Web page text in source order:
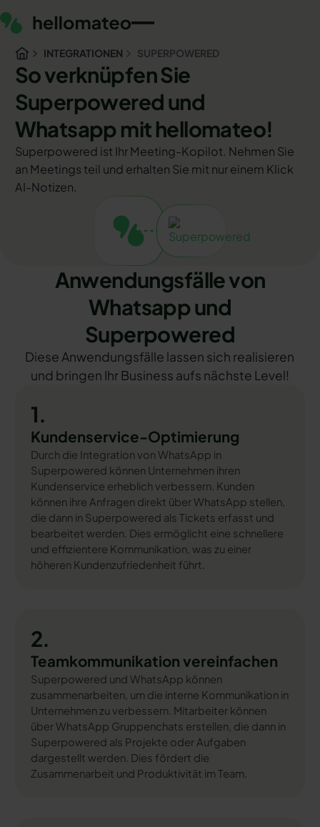
INTEGRATIONEN SUPERPOWERED
So verknüpfen Sie
Superpowered und
Whatsapp mit hellomateo!
Superpowered ist Ihr Meeting-Kopilot. Nehmen Sie
an Meetings teil und erhalten Sie mit nur einem Klick
AI-Notizen.
Anwendungsfälle von
Whatsapp und
Superpowered
Diese Anwendungsfälle lassen sich realisieren
und bringen Ihr Business aufs nächste Level!
1.
Kundenservice-Optimierung
Durch die Integration von WhatsApp in
Superpowered können Unternehmen ihren
Kundenservice erheblich verbessern. Kunden
können ihre Anfragen direkt über WhatsApp stellen,
die dann in Superpowered als Tickets erfasst und
bearbeitet werden. Dies ermöglicht eine schnellere
und effizientere Kommunikation, was zu einer
höheren Kundenzufriedenheit führt.
2.
Teamkommunikation vereinfachen
Superpowered und WhatsApp können
zusammenarbeiten, um die interne Kommunikation in
Unternehmen zu verbessern. Mitarbeiter können
über WhatsApp Gruppenchats erstellen, die dann in
Superpowered als Projekte oder Aufgaben
dargestellt werden. Dies fördert die
Zusammenarbeit und Produktivität im Team.